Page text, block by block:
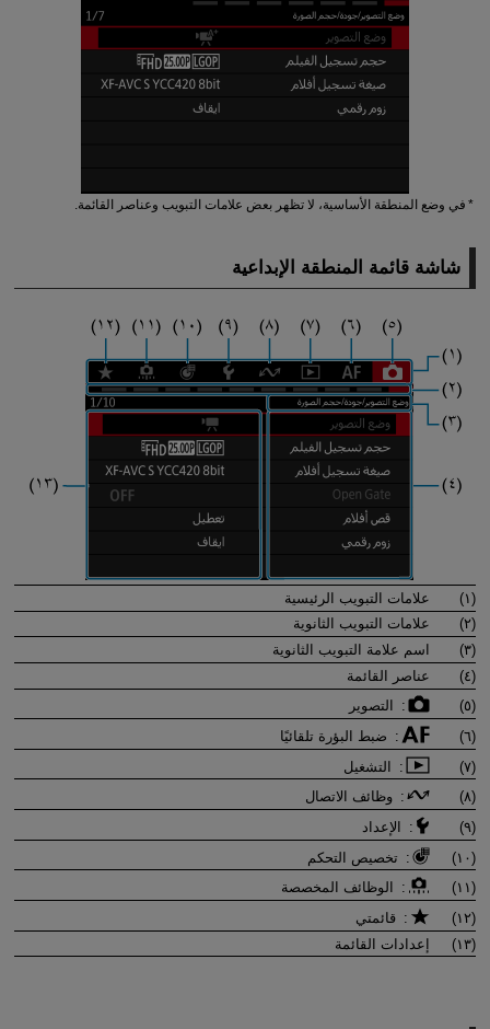
في وضع المنطقة الأساسية، لا تظهر بعض علامات التبويب وعناصر القائمة.
شاشة قائمة المنطقة الإبداعية
(١)
علامات التبويب الرئيسية
(٢)
علامات التبويب الثانوية
(٣)
اسم علامة التبويب الثانوية
(٤)
عناصر القائمة
(٥)
: التصوير
(٦)
: ضبط البؤرة تلقائيًا
(٧)
: التشغيل
(٨)
: وظائف الاتصال
(٩)
: الإعداد
(١٠)
: تخصيص التحكم
(١١)
: الوظائف المخصصة
(١٢)
: قائمتي
(١٣)
إعدادات القائمة